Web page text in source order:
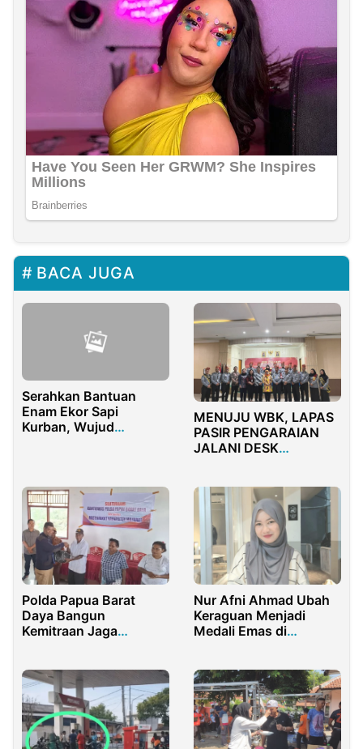
BACA JUGA
Serahkan Bantuan
Enam Ekor Sapi
Kurban, Wujud
MENUJU WBK, LAPAS
PASIR PENGARAIAN
JALANI DESK
Polda Papua Barat
Daya Bangun
Kemitraan Jaga
Nur Afni Ahmad Ubah
Keraguan Menjadi
Medali Emas di